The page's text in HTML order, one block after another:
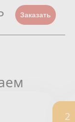
Заказать